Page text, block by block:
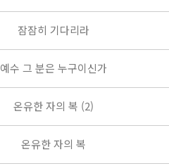
잠잠히 기다리라
예수 그 분은 누구이신가
온유한 자의 복 (2)
온유한 자의 복